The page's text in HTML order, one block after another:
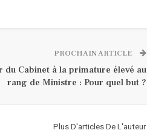
PROCHAIN ARTICLE
du Cabinet à la primature élevé au
rang de Ministre : Pour quel but ?
Plus D'articles De L'auteur